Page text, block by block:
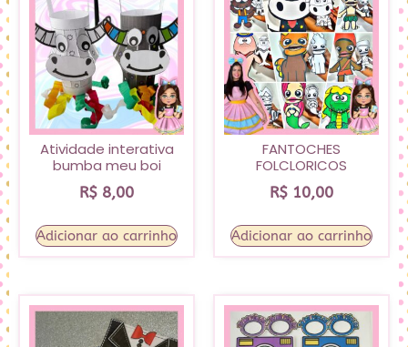
Atividade interativa
bumba meu boi
R$ 8,00
Adicionar ao carrinho
FANTOCHES
FOLCLORICOS
R$ 10,00
Adicionar ao carrinho